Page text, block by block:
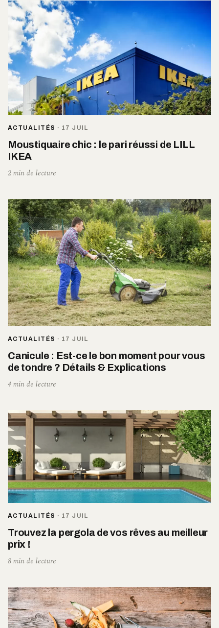
ACTUALITÉS · 17 JUIL
Moustiquaire chic : le pari réussi de LILL
IKEA
2 min de lecture
ACTUALITÉS · 17 JUIL
Canicule : Est-ce le bon moment pour vous
de tondre ? Détails & Explications
4 min de lecture
ACTUALITÉS · 17 JUIL
Trouvez la pergola de vos rêves au meilleur
prix !
8 min de lecture